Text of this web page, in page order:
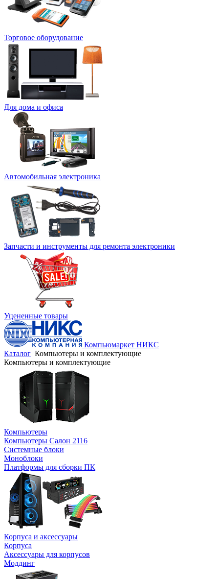
Торговое оборудование
Для дома и офиса
Автомобильная электроника
Запчасти и инструменты для ремонта электроники
Уцененные товары
Компьюмаркет НИКС
Каталог Компьютеры и комплектующие
Компьютеры и комплектующие
Компьютеры
Компьютеры Салон 2116
Системные блоки
Моноблоки
Платформы для сборки ПК
Корпуса и аксессуары
Корпуса
Аксессуары для корпусов
Моддинг